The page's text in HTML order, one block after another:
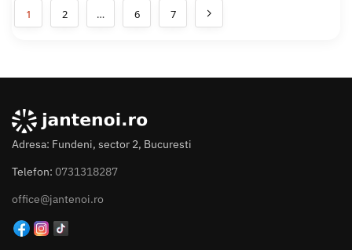
1 2 … 6 7
Adresa: Fundeni, sector 2, Bucuresti
Telefon: 0731318287
office@jantenoi.ro